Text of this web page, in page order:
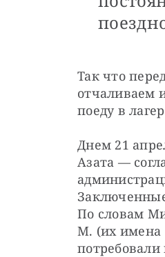
Так что
отчаливаем
поеду в
Днем 21
Азата —
По словам
М. (их имена
потребовали